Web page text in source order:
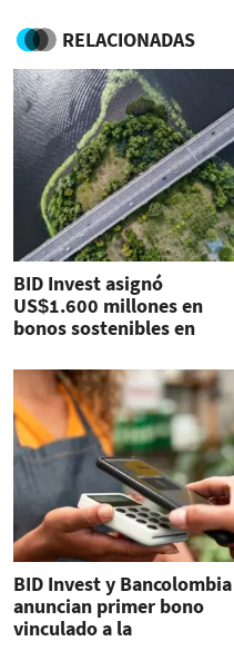
RELACIONADAS
BID Invest asignó
US$1.600 millones en
bonos sostenibles en
BID Invest y Bancolombia
anuncian primer bono
vinculado a la